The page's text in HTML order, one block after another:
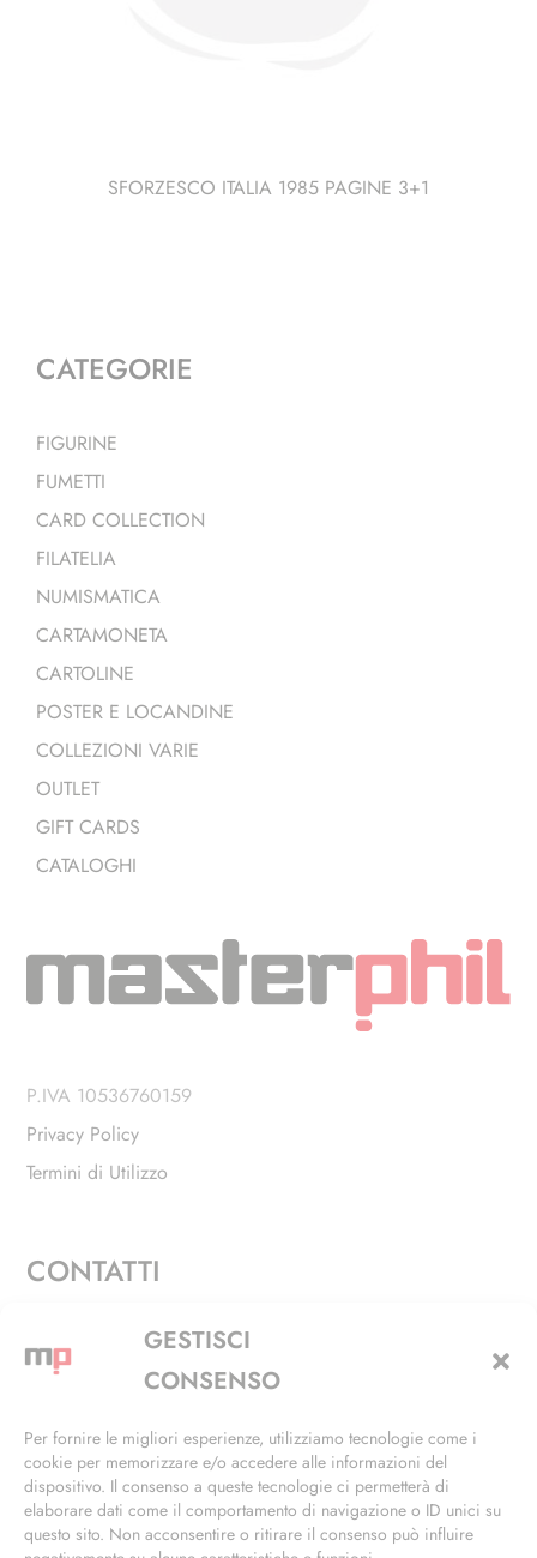
GESTISCI
CONSENSO
Per fornire le migliori esperienze, utilizziamo tecnologie come i
cookie per memorizzare e/o accedere alle informazioni del
dispositivo. Il consenso a queste tecnologie ci permetterà di
elaborare dati come il comportamento di navigazione o ID unici su
questo sito. Non acconsentire o ritirare il consenso può influire
SFORZESCO ITALIA 1985 PAGINE 3+1
CATEGORIE
FIGURINE
FUMETTI
CARD COLLECTION
FILATELIA
NUMISMATICA
CARTAMONETA
CARTOLINE
POSTER E LOCANDINE
COLLEZIONI VARIE
OUTLET
GIFT CARDS
CATALOGHI
P.IVA 10536760159
Privacy Policy
Termini di Utilizzo
CONTATTI
Via Alfieri, 27 - Trezzano Sul Naviglio (MI)
+39 02 4846 3155
info@masterphil.it